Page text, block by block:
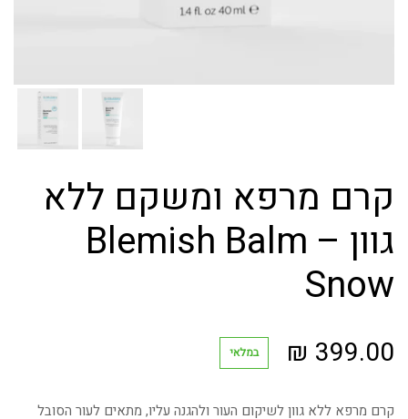
קרם מרפא ומשקם ללא
גוון – Blemish Balm
Snow
399.00
₪ במלאי
קרם מרפא ללא גוון לשיקום העור ולהגנה עליו, מתאים לעור הסובל